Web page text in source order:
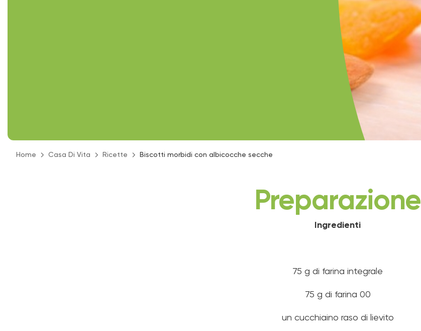
Home Casa Di Vita Ricette Biscotti morbidi con albicocche secche
Preparazione
Ingredienti
75 g di farina integrale
75 g di farina 00
un cucchiaino raso di lievito